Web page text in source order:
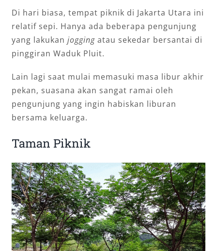
Di hari biasa, tempat piknik di Jakarta Utara ini
relatif sepi. Hanya ada beberapa pengunjung
yang lakukan joggingatau sekedar bersantai di
pinggiran Waduk Pluit.
Lain lagi saat mulai memasuki masa libur akhir
pekan, suasana akan sangat ramai oleh
pengunjung yang ingin habiskan liburan
bersama keluarga.
Taman Piknik